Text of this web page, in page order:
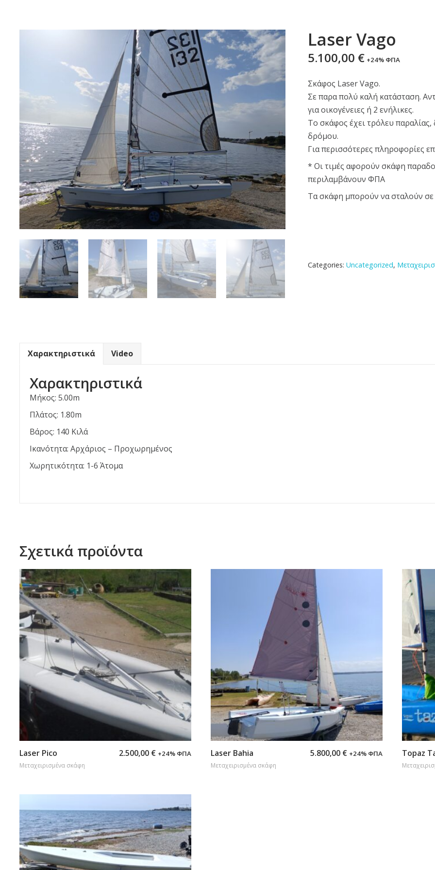
Laser Vago
5.100,00 € +24% ΦΠΑ
Σκάφος Laser Vago.
Σε παρα πολύ καλή κατάσταση.
για οικογένειες ή 2 ενήλικες.
Το σκάφος έχει τρόλευ
δρόμου.
Για περισσότερες πληροφορίες
* Οι τιμές αφορούν σκάφη
περιλαμβάνουν ΦΠΑ
Τα σκάφη μπορούν να σταλούν σε
Categories: Uncategorized,
Χαρακτηριστικά Video
Χαρακτηριστικά
Μήκος: 5.00m
Πλάτος: 1.80m
Βάρος: 140 Κιλά
Ικανότητα: Αρχάριος – Προχωρημένος
Χωρητικότητα: 1-6 Άτομα
Σχετικά προϊόντα
Προσθήκη στο καλάθι
Laser Pico
Μεταχειρισμένα σκάφη
2.500,00 € +24% ΦΠΑ Προσθήκη στο καλάθι
Laser Bahia
Μεταχειρισμένα σκάφη
5.800,00 € +24% ΦΠΑ Topaz